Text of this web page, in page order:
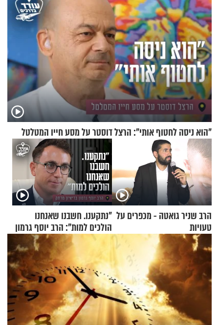
"הוא ניסה לחטוף אותי": הרצל דוסטר על מסע חייו המטלטל
הרב שניר גואטה - מכפרים על
טעויות
"נתקענו. חשבנו שאנחנו
הולכים למות": הרב יוסף גרמון
בריאיון מרתק